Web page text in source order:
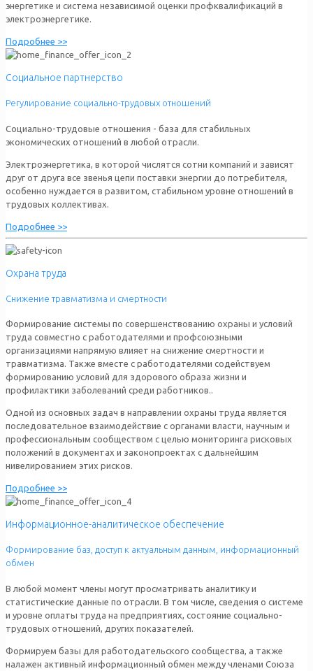
энергетике и система независимой оценки профквалификаций в
электроэнергетике.
Подробнее >>
Социальное партнерство
Регулирование социально-трудовых отношений
Социально-трудовые отношения - база для стабильных
экономических отношений в любой отрасли.
Электроэнергетика, в которой числятся сотни компаний и зависят
друг от друга все звенья цепи поставки энергии до потребителя,
особенно нуждается в развитом, стабильном уровне отношений в
трудовых коллективах.
Подробнее >>
Охрана труда
Снижение травматизма и смертности
Формирование системы по совершенствованию охраны и условий
труда совместно с работодателями и профсоюзными
организациями напрямую влияет на снижение смертности и
травматизма. Также вместе с работодателями содействуем
формированию условий для здорового образа жизни и
профилактики заболеваний среди работников..
Одной из основных задач в направлении охраны труда является
последовательное взаимодействие с органами власти, научным и
профессиональным сообществом с целью мониторинга рисковых
положений в документах и законопроектах с дальнейшим
нивелированием этих рисков.
Подробнее >>
Информационное-аналитическое обеспечение
Формирование баз, доступ к актуальным данным, информационный
обмен
В любой момент члены могут просматривать аналитику и
статистические данные по отрасли. В том числе, сведения о системе
и уровне оплаты труда на предприятиях, состояние социально-
трудовых отношений, других показателей.
Формируем базы для работодательского сообщества, а также
налажен активный информационный обмен между членами Союза